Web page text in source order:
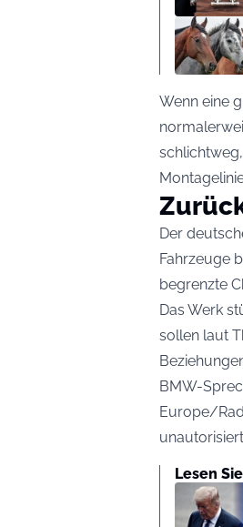
Wenn eine
Der
Fahrzeuge
begrenzte
Das Werk
sollen laut
BMW-
Europe/
Lesen